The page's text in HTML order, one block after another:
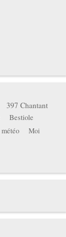
397 Chantant
Bestiole
météo Moi